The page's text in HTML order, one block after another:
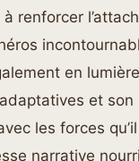
renforcer
en
et son
les forces
narrative